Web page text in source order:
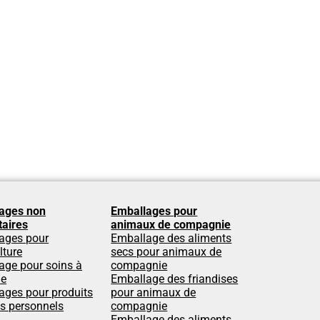
non
pour
pour soins à
pour produits
personnels
Emballages pour
animaux de compagnie
Emballage des aliments
secs pour animaux de
compagnie
Emballage des friandises
pour animaux de
compagnie